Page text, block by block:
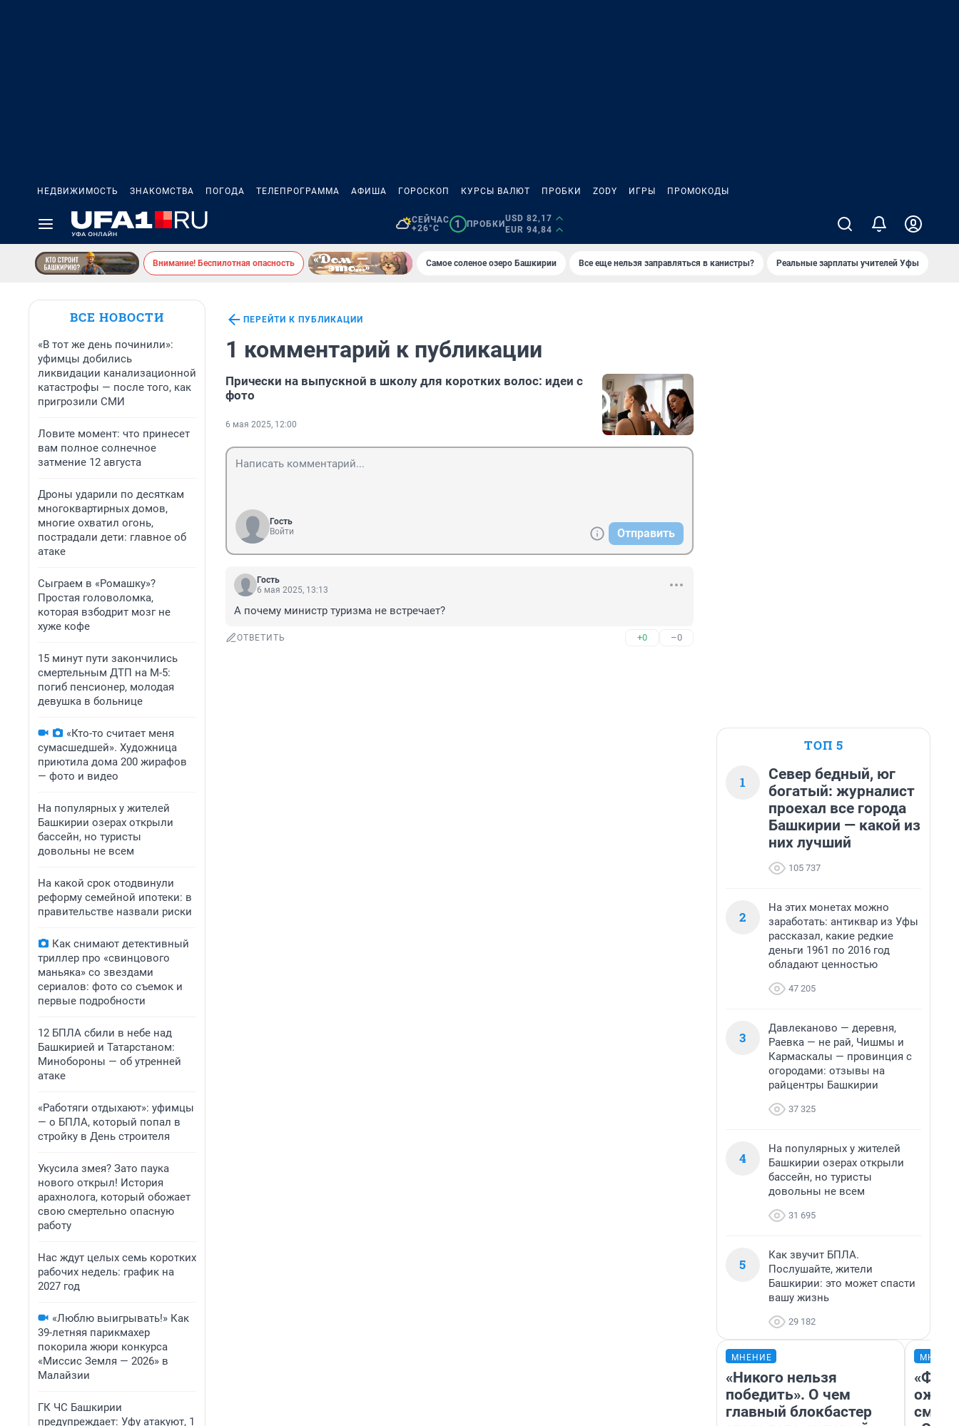
НЕДВИЖИМОСТЬ ЗНАКОМСТВА ПОГОДА ТЕЛЕПРОГРАММА АФИША ГОРОСКОП КУРСЫ ВАЛЮТ ПРОБКИ ZODY ИГРЫ ПРОМОКОДЫ
СЕЙЧАС
+26°C
1 ПРОБКИ
USD 82,17
EUR 94,84
Внимание! Беспилотная опасность Самое соленое озеро Башкирии Все еще нельзя заправляться в канистры? Реальные зарплаты учителей Уфы
ВСЕ НОВОСТИ
«В тот же день починили»:
уфимцы добились
ликвидации канализационной
катастрофы — после того, как
пригрозили СМИ
Ловите момент: что принесет
вам полное солнечное
затмение 12 августа
Дроны ударили по десяткам
многоквартирных домов,
многие охватил огонь,
пострадали дети: главное об
атаке
Сыграем в «Ромашку»?
Простая головоломка,
которая взбодрит мозг не
хуже кофе
15 минут пути закончились
смертельным ДТП на М-5:
погиб пенсионер, молодая
девушка в больнице
«Кто-то считает меня
сумасшедшей». Художница
приютила дома 200 жирафов
— фото и видео
На популярных у жителей
Башкирии озерах открыли
бассейн, но туристы
довольны не всем
На какой срок отодвинули
реформу семейной ипотеки: в
правительстве назвали риски
Как снимают детективный
триллер про «свинцового
маньяка» со звездами
сериалов: фото со съемок и
первые подробности
12 БПЛА сбили в небе над
Башкирией и Татарстаном:
Минобороны — об утренней
атаке
«Работяги отдыхают»: уфимцы
— о БПЛА, который попал в
стройку в День строителя
Укусила змея? Зато паука
нового открыл! История
арахнолога, который обожает
свою смертельно опасную
работу
Нас ждут целых семь коротких
рабочих недель: график на
2027 год
«Люблю выигрывать!» Как
39-летняя парикмахер
покорила жюри конкурса
«Миссис Земля — 2026» в
Малайзии
ГК ЧС Башкирии
предупреждает: Уфу атакуют, 1
ПЕРЕЙТИ К ПУБЛИКАЦИИ
1 комментарий к публикации
Прически на выпускной в школу для коротких волос: идеи с
фото
6 мая 2025, 12:00
Гость
Войти
Отправить
Гость
6 мая 2025, 13:13
А почему министр туризма не встречает?
ОТВЕТИТЬ +0 –0
ТОП 5
1
Север бедный, юг
богатый: журналист
проехал все города
Башкирии — какой из
них лучший
105 737
2
На этих монетах можно
заработать: антиквар из Уфы
рассказал, какие редкие
деньги 1961 по 2016 год
обладают ценностью
47 205
3
Давлеканово — деревня,
Раевка — не рай, Чишмы и
Кармаскалы — провинция с
огородами: отзывы на
райцентры Башкирии
37 325
4
На популярных у жителей
Башкирии озерах открыли
бассейн, но туристы
довольны не всем
31 695
5
Как звучит БПЛА.
Послушайте, жители
Башкирии: это может спасти
вашу жизнь
29 182
МНЕНИЕ
«Никого нельзя
победить». О чем
главный блокбастер